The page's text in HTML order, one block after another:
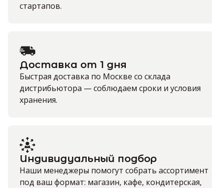
стартапов.
Доставка от 1 дня
Быстрая доставка по Москве со склада
дистрибьютора — соблюдаем сроки и условия
хранения.
Индивидуальный подбор
Наши менеджеры помогут собрать ассортимент
под ваш формат: магазин, кафе, кондитерская,